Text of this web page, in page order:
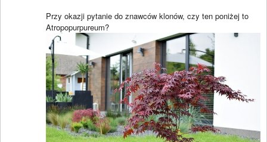
Przy okazji pytanie do znawców klonów, czy ten poniżej to
Atropopurpureum?